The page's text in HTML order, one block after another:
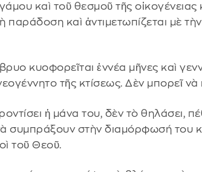
γάμου καὶ τοῦ θεσμοῦ τῆς
παράδοση καὶ ἀντιμετωπίζεται μὲ
κυοφορεῖται ἐννέα μῆνες καὶ
τῆς κτίσεως. Δὲν μπορεῖ νὰ
ἡ μάνα του, δὲν τὸ θηλάσει,
συμπράξουν στὴν διαμόρφωσή του
τοῦ Θεοῦ.